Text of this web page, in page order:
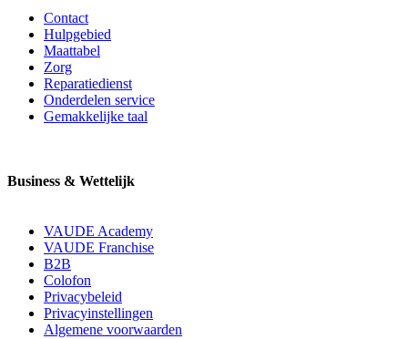
Contact
Hulpgebied
Maattabel
Zorg
Reparatiedienst
Onderdelen service
Gemakkelijke taal
Business & Wettelijk
VAUDE Academy
VAUDE Franchise
B2B
Colofon
Privacybeleid
Privacyinstellingen
Algemene voorwaarden